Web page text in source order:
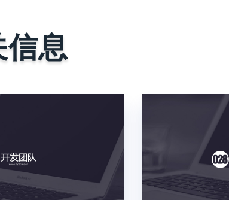
信息